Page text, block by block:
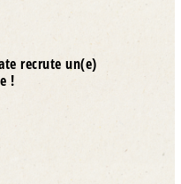
recrute un(e)
!